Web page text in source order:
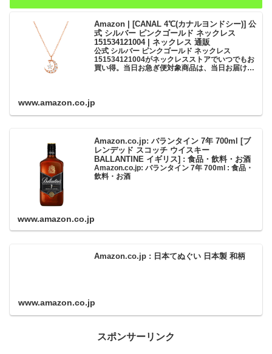
Amazon | [CANAL 4℃(カナルヨンドシー)] 公
式 シルバー ピンクゴールド ネックレス
151534121004 | ネックレス 通販
公式 シルバー ピンクゴールド ネックレス
151534121004がネックレスストアでいつでもお
買い得。当日お急ぎ便対象商品は、当日お届け可
www.amazon.co.jp
Amazon.co.jp: バランタイン 7年 700ml [ブ
レンデッド スコッチ ウイスキー
BALLANTINE イギリス] : 食品・飲料・お酒
Amazon.co.jp: バランタイン 7年 700ml : 食品・
飲料・お酒
www.amazon.co.jp
Amazon.co.jp : 日本てぬぐい 日本製 和柄
www.amazon.co.jp
スポンサーリンク